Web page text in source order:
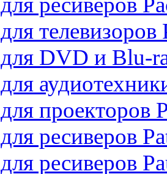
телевизоров
DVD и Blu-
проекторов
ресиверов
ресиверов